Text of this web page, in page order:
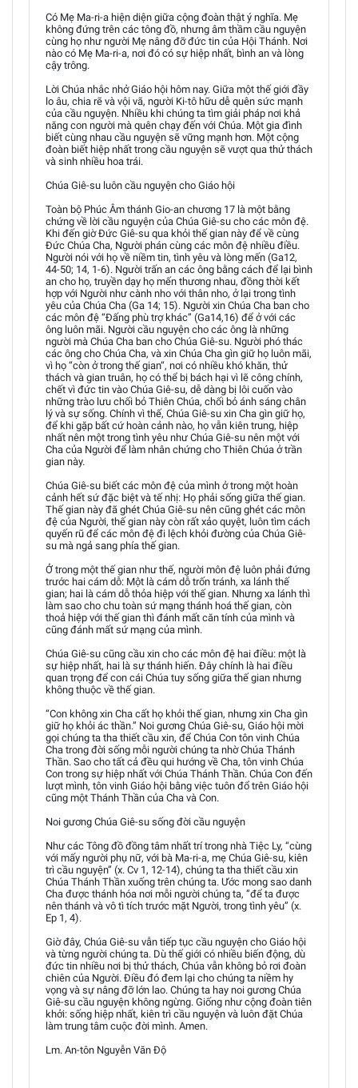
Có Mẹ Ma-ri-a hiện diện giữa cộng đoàn thật ý nghĩa. Mẹ
không đứng trên các tông đồ, nhưng âm thầm cầu nguyện
cùng họ như người Mẹ nâng đỡ đức tin của Hội Thánh. Nơi
nào có Mẹ Ma-ri-a, nơi đó có sự hiệp nhất, bình an và lòng
cậy trông.
Lời Chúa nhắc nhở Giáo hội hôm nay. Giữa một thế giới đầy
lo âu, chia rẽ và vội vã, người Ki-tô hữu dễ quên sức mạnh
của cầu nguyện. Nhiều khi chúng ta tìm giải pháp nơi khả
năng con người mà quên chạy đến với Chúa. Một gia đình
biết cùng nhau cầu nguyện sẽ vững mạnh hơn. Một cộng
đoàn biết hiệp nhất trong cầu nguyện sẽ vượt qua thử thách
và sinh nhiều hoa trái.
Chúa Giê-su luôn cầu nguyện cho Giáo hội
Toàn bộ Phúc Âm thánh Gio-an chương 17 là một bằng
chứng về lời cầu nguyện của Chúa Giê-su cho các môn đệ.
Khi đến giờ Ðức Giê-su qua khỏi thế gian này để về cùng
Đức Chúa Cha, Người phán cùng các môn đệ nhiều điều.
Người nói với họ về niềm tin, tình yêu và lòng mến (Ga12,
44-50; 14, 1-6). Người trấn an các ông bằng cách để lại bình
an cho họ, truyền dạy họ mến thương nhau, đồng thời kết
hợp với Người như cành nho với thân nho, ở lại trong tình
yêu của Chúa Cha (Ga 14; 15). Người xin Chúa Cha ban cho
các môn đệ “Đấng phù trợ khác” (Ga14,16) để ở với các
ông luôn mãi. Người cầu nguyện cho các ông là những
người mà Chúa Cha ban cho Chúa Giê-su. Người phó thác
các ông cho Chúa Cha, và xin Chúa Cha gìn giữ họ luôn mãi,
vì họ “còn ở trong thế gian“, nơi có nhiều khó khăn, thử
thách và gian truân, họ có thể bị bách hại vì lẽ công chính,
chết vì đức tin vào Chúa Giê-su, dễ dàng bị lôi cuốn vào
những trào lưu chối bỏ Thiên Chúa, chối bỏ ánh sáng chân
lý và sự sống. Chính vì thế, Chúa Giê-su xin Cha gìn giữ họ,
để khi gặp bất cứ hoàn cảnh nào, họ vẫn kiên trung, hiệp
nhất nên một trong tình yêu như Chúa Giê-su nên một với
Cha của Người để làm nhân chứng cho Thiên Chúa ở trần
gian này.
Chúa Giê-su biết các môn đệ của mình ở trong một hoàn
cảnh hết sứ đặc biệt và tế nhị: Họ phải sống giữa thế gian.
Thế gian này đã ghét Chúa Giê-su nên cũng ghét các môn
đệ của Người, thế gian này còn rất xảo quyệt, luôn tìm cách
quyến rũ để các môn đệ đi lệch khỏi đường của Chúa Giê-
su mà ngả sang phía thế gian.
Ở trong một thế gian như thế, người môn đệ luôn phải đứng
trước hai cám dỗ: Một là cám dỗ trốn tránh, xa lánh thế
gian; hai là cám dỗ thỏa hiệp với thế gian. Nhưng xa lánh thì
làm sao cho chu toàn sứ mạng thánh hoá thế gian, còn
thoả hiệp với thế gian thì đánh mất căn tính của mình và
cũng đánh mất sứ mạng của mình.
Chúa Giê-su cũng cầu xin cho các môn đệ hai điều: một là
sự hiệp nhất, hai là sự thánh hiến. Đây chính là hai điều
quan trọng để con cái Chúa tuy sống giữa thế gian nhưng
không thuộc về thế gian.
“Con không xin Cha cất họ khỏi thế gian, nhưng xin Cha gìn
giữ họ khỏi ác thần.” Noi gương Chúa Giê-su, Giáo hội mời
gọi chúng ta tha thiết cầu xin, để Chúa Con tôn vinh Chúa
Cha trong đời sống mỗi người chúng ta nhờ Chúa Thánh
Thần. Sao cho tất cả đều qui hướng về Cha, tôn vinh Chúa
Con trong sự hiệp nhất với Chúa Thánh Thần. Chúa Con đến
lượt mình, tôn vinh Giáo hội bằng việc tuôn đổ trên Giáo hội
cũng một Thánh Thần của Cha và Con.
Noi gương Chúa Giê-su sống đời cầu nguyện
Như các Tông đồ đồng tâm nhất trí trong nhà Tiệc Ly, “cùng
với mấy người phụ nữ, với bà Ma-ri-a, mẹ Chúa Giê-su, kiên
trì cầu nguyện” (x. Cv 1, 12-14), chúng ta tha thiết cầu xin
Chúa Thánh Thần xuống trên chúng ta. Ước mong sao danh
Cha được thánh hóa nơi mỗi người chúng ta, ”để ta được
nên thánh và vô tì tích trước mặt Người, trong tình yêu” (x.
Ep 1, 4).
Giờ đây, Chúa Giê-su vẫn tiếp tục cầu nguyện cho Giáo hội
và từng người chúng ta. Dù thế giới có nhiều biến động, dù
đức tin nhiều nơi bị thử thách, Chúa vẫn không bỏ rơi đoàn
chiên của Người. Điều đó đem lại cho chúng ta niềm hy
vọng và sự nâng đỡ lớn lao. Chúng ta hay noi gương Chúa
Giê-su cầu nguyện không ngừng. Giống như cộng đoàn tiên
khởi: sống hiệp nhất, kiên trì cầu nguyện và luôn đặt Chúa
làm trung tâm cuộc đời mình. Amen.
Lm. An-tôn Nguyễn Văn Độ